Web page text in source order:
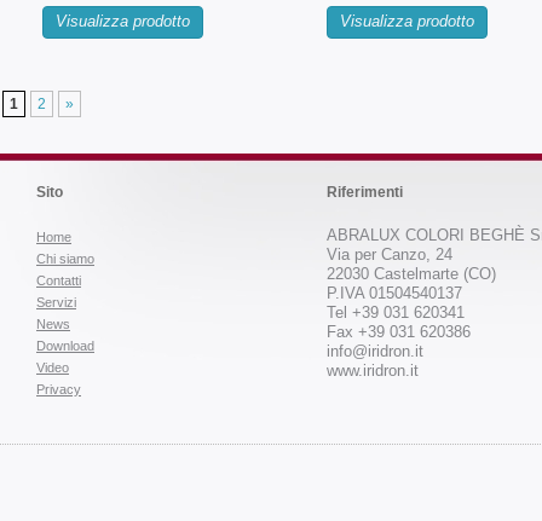
Visualizza prodotto Visualizza prodotto
1 2 »
Sito
Home
Chi siamo
Contatti
Servizi
News
Download
Video
Privacy
Riferimenti
ABRALUX COLORI BEGHÈ
Via per Canzo, 24
22030 Castelmarte (CO)
P.IVA 01504540137
Tel +39 031 620341
Fax +39 031 620386
info@iridron.it
www.iridron.it